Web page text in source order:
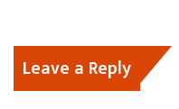
Leave a Reply